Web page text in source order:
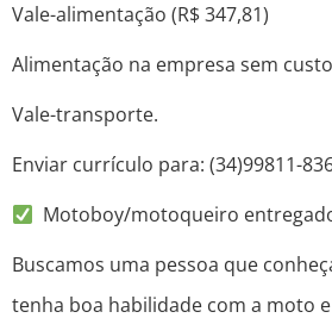
Vale-alimentação (R$ 347,81)
Alimentação na empresa sem
Vale-transporte.
Enviar currículo para: (34)99811-
Motoboy/motoqueiro
Buscamos uma pessoa que
tenha boa habilidade com a moto